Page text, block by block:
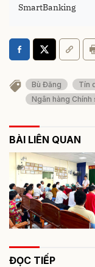
SmartBanking
Bù Đăng Tín
Ngân hàng Chính
BÀI LIÊN QUAN
ĐỌC TIẾP